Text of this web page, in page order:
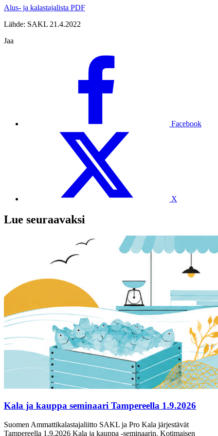
Alus- ja kalastajalista PDF
Lähde: SAKL 21.4.2022
Jaa
Facebook
X
Lue seuraavaksi
Kala ja kauppa seminaari Tampereella 1.9.2026
Suomen Ammattikalastajaliitto SAKL ja Pro Kala järjestävät
Tampereella 1.9.2026 Kala ja kauppa -seminaarin. Kotimaisen